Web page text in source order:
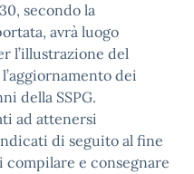
secondo la
avrà luogo
l’illustrazione del
dei
della SSPG.
ad attenersi
di seguito al fine
e consegnare